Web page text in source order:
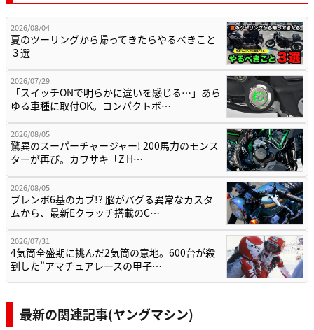
2026/08/04
夏のツーリングから帰ってきたらやるべきこと
３選
2026/07/29
「スイッチONで明らかに違いを感じる…」あら
ゆる車種に取付OK。コンパクトボ…
2026/08/05
驚異のスーパーチャージャー! 200馬力のモンス
ターが再び。カワサキ「Z H…
2026/08/05
ブレンボ6基のカブ!? 脳がバグる異常なカスタ
ムから、最新Eクラッチ搭載のC…
2026/07/31
4気筒全盛期に挑んだ2気筒の意地。600台が殺
到した”アマチュアレースの甲子…
最新の関連記事(ヤングマシン)